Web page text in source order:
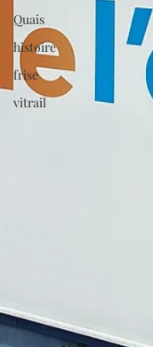
Quais
histoire
frise
vitrail